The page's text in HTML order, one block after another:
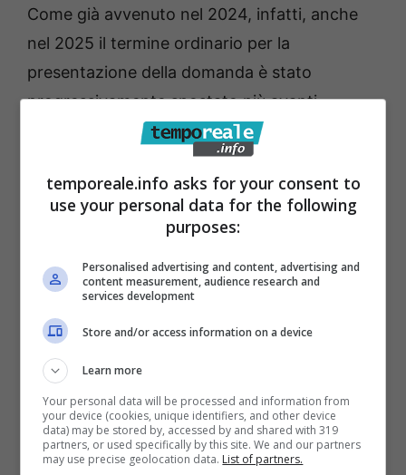
Come già avvenuto nel 2024, infatti, anche
nel 2025 il termine ordinario per la
presentazione della domanda è stato
progressivamente spostato più avanti.
Quest’anno, dal 15 maggio si è passati prima
15 giugno per poi passare al 15 luglio. Ma,
con decreto del 14 luglio 2025, è stato
nuovamente disposto uno slittamento del
interessato e rispetta i requisiti, ha ancora
oltre dieci giorni per inoltrare la richiesta.
temporeale.info asks for your consent to
use your personal data for the following
purposes:
Personalised advertising and content, advertising and
content measurement, audience research and
services development
Store and/or access information on a device
Learn more
Your personal data will be processed and information from
your device (cookies, unique identifiers, and other device
data) may be stored by, accessed by and shared with 319
partners, or used specifically by this site. We and our partners
may use precise geolocation data. List of partners.